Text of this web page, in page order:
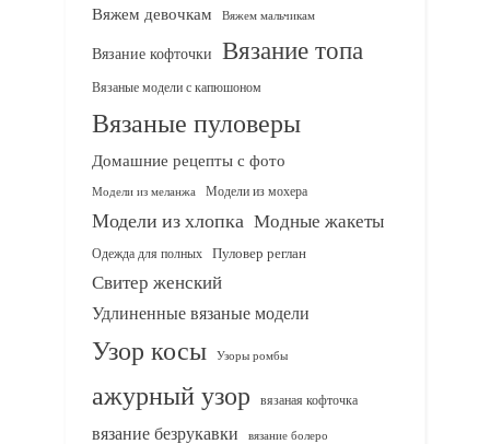
Вяжем девочкам Вяжем мальчикам
Вязание кофточки Вязание топа
Вязаные модели с капюшоном
Вязаные пуловеры
Домашние рецепты с фото
Модели из меланжа Модели из мохера
Модели из хлопка Модные жакеты
Одежда для полных Пуловер реглан
Свитер женский
Удлиненные вязаные модели
Узор косы Узоры ромбы
ажурный узор вязаная кофточка
вязание безрукавки вязание болеро